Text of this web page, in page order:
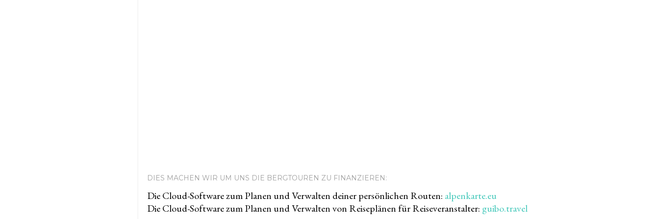
DIES MACHEN WIR UM UNS DIE BERGTOUREN ZU FINANZIEREN:
Die Cloud-Software zum Planen und Verwalten deiner persönlichen Routen: alpenkarte.eu
Die Cloud-Software zum Planen und Verwalten von Reiseplänen für Reiseveranstalter: guibo.travel